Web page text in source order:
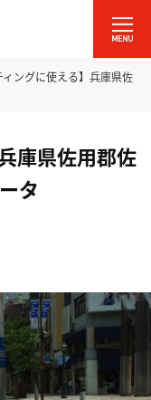
ィングに使える】兵庫県佐
庫県佐用郡佐
タ